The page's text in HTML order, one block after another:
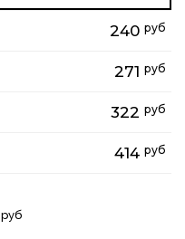
240 руб
271 руб
322 руб
414 руб
руб